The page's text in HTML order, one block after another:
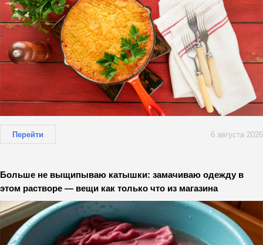
Перейти 6 августа 2026
Больше не выщипываю катышки: замачиваю одежду в
этом растворе — вещи как только что из магазина